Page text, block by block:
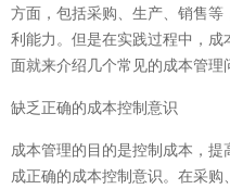
方面，包括采购、生产、销售
利能力。但是在实践过程中，
面就来介绍几个常见的成本管理
缺乏正确的成本控制意识
成本管理的目的是控制成本，
成正确的成本控制意识。在采